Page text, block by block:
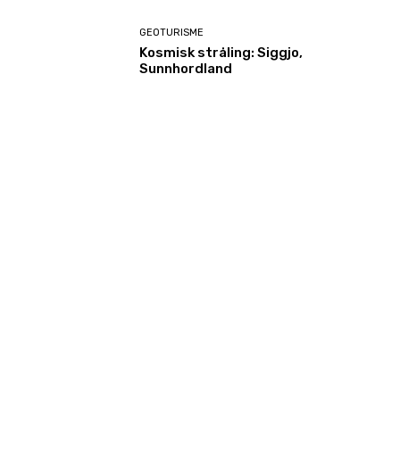
GEOTURISME
Kosmisk stråling: Siggjo,
Sunnhordland